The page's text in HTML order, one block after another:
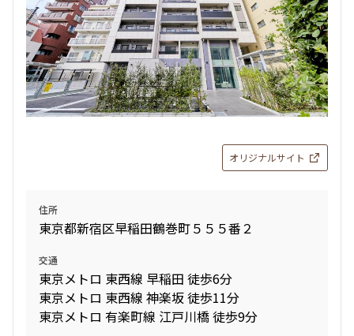
オリジナルサイト
住所
東京都新宿区早稲田鶴巻町５５５番２
交通
東京メトロ 東西線 早稲田 徒歩6分
東京メトロ 東西線 神楽坂 徒歩11分
東京メトロ 有楽町線 江戸川橋 徒歩9分